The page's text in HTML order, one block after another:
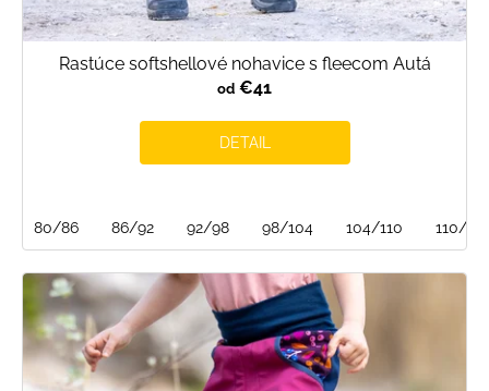
Rastúce softshellové nohavice s fleecom Autá
od €41
DETAIL
80/86 86/92 92/98 98/104 104/110 110/116